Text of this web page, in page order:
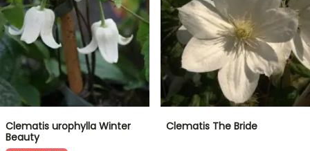
Clematis urophylla Winter
Beauty
Clematis The Bride